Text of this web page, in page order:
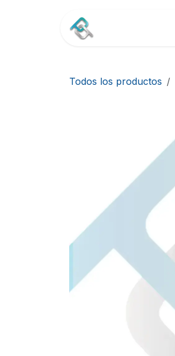
Todos los productos